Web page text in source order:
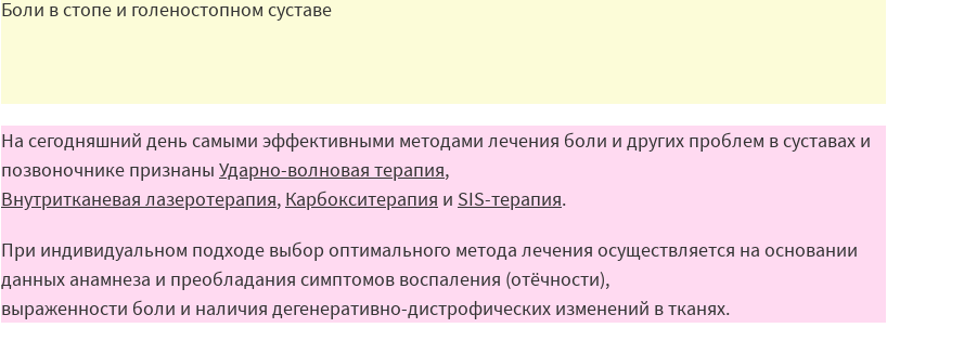
Боли в стопе и голеностопном суставе
На сегодняшний день самыми эффективными методами лечения боли и других проблем в суставах и
позвоночнике признаны Ударно-волновая терапия,
Внутритканевая лазеротерапия, Карбокситерапия и SIS-терапия.
При индивидуальном подходе выбор оптимального метода лечения осуществляется на основании
данных анамнеза и преобладания симптомов воспаления (отёчности),
выраженности боли и наличия дегенеративно-дистрофических изменений в тканях.